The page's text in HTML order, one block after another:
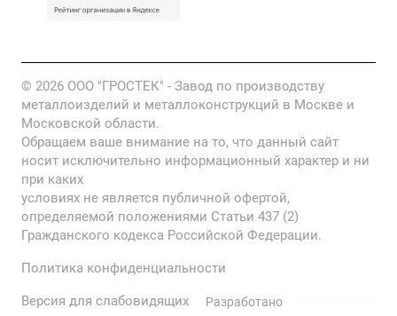
© 2026 ООО "ГРОСТЕК" - Завод по производству
металлоизделий и металлоконструкций в Москве и
Московской области.
Обращаем ваше внимание на то, что данный сайт
носит исключительно информационный характер и ни
при каких
условиях не является публичной офертой,
определяемой положениями Статьи 437 (2)
Гражданского кодекса Российской Федерации.
Политика конфиденциальности
Версия для слабовидящих Разработано